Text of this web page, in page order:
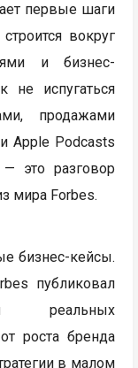
первые шаги
вокруг
и бизнес-
не испугаться
продажами
Apple Podcasts
это разговор
мира Forbes.
бизнес-кейсы.
публиковал
реальных
роста бренда
в малом